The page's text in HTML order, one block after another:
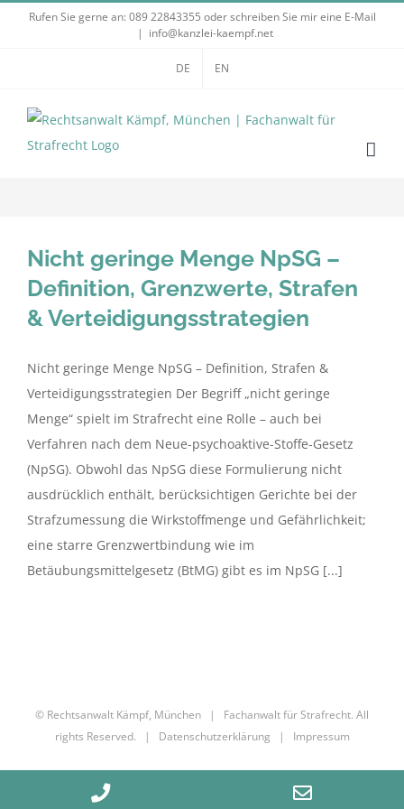
Rufen Sie gerne an: 089 22843355 oder schreiben Sie mir eine E-Mail
| info@kanzlei-kaempf.net
DE EN
Nicht geringe Menge NpSG –
Definition, Grenzwerte, Strafen
& Verteidigungsstrategien
Nicht geringe Menge NpSG – Definition, Strafen &
Verteidigungsstrategien Der Begriff „nicht geringe
Menge“ spielt im Strafrecht eine Rolle – auch bei
Verfahren nach dem Neue-psychoaktive-Stoffe-Gesetz
(NpSG). Obwohl das NpSG diese Formulierung nicht
ausdrücklich enthält, berücksichtigen Gerichte bei der
Strafzumessung die Wirkstoffmenge und Gefährlichkeit;
eine starre Grenzwertbindung wie im
Betäubungsmittelgesetz (BtMG) gibt es im NpSG [...]
© Rechtsanwalt Kämpf, München | Fachanwalt für Strafrecht. All
rights Reserved. | Datenschutzerklärung | Impressum